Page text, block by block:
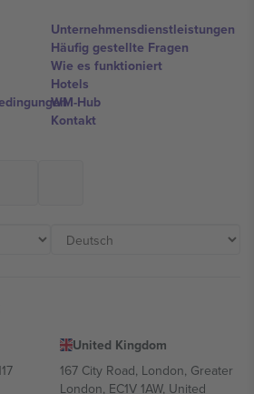
Unternehmensdienstleistungen
Häufig gestellte Fragen
Wie es funktioniert
Hotels
WM-Hub
Kontakt
United Kingdom
167 City Road, London, Greater
London, EC1V 1AW, United